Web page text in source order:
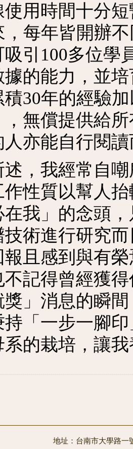
使用時間十分
，每年皆開辦
引100多位學
的能力，並
積30年的經驗
無償提供給
亦能自行閱
，我經常自
性質以幫人
在我」的念頭
術進行研究
且感到與有
不記得曾經獲
」消息的瞬
「一步一腳
系的栽培，讓
地址：台南市大學路